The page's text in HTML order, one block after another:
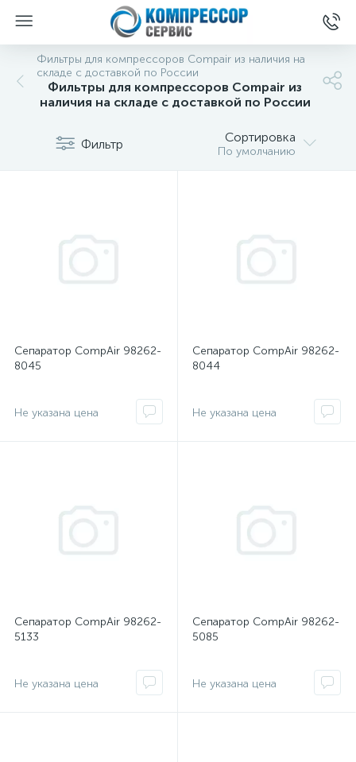
Фильтры для компрессоров Compair из наличия на
складе с доставкой по России
Фильтры для компрессоров Compair из
наличия на складе с доставкой по России
Фильтр Сортировка
По умолчанию
Сепаратор CompAir 98262-
8045
Не указана цена
Сепаратор CompAir 98262-
8044
Не указана цена
Сепаратор CompAir 98262-
5133
Не указана цена
Сепаратор CompAir 98262-
5085
Не указана цена